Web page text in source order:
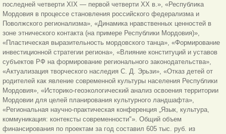
последней четверти XIX — первой четверти XX в.», «Республика
Мордовия в процессе становления российского федерализма и
Поволжского регионализма», «Динамика нравственных ценностей в
зоне этнического контакта (на примере Республики Мордовия)»,
«Пластическая выразительность мордовского танца», «Формирование
инвестиционной стратегии региона», «Влияние конституций и уставов
субъектов РФ на формирование регионального законодательства»,
«Актуализация творческого наследия С. Д. Эрьзи», «Отказ детей от
родителей как явление современной культуры населения Республики
Мордовия», «Историко-геоэкологический анализ освоения территории
Мордовии для целей планирования культурного ландшафта»,
«Региональная научно-практическая конференция „Язык, культура,
коммуникация: контексты современности"». Общий объем
финансирования по проектам за год составил 605 тыс. руб. из